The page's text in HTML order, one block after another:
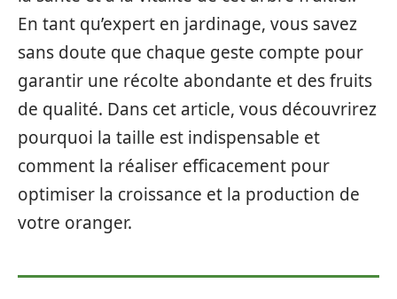
En tant qu’expert en jardinage, vous savez
sans doute que chaque geste compte pour
garantir une récolte abondante et des fruits
de qualité. Dans cet article, vous découvrirez
pourquoi la taille est indispensable et
comment la réaliser efficacement pour
optimiser la croissance et la production de
votre oranger.